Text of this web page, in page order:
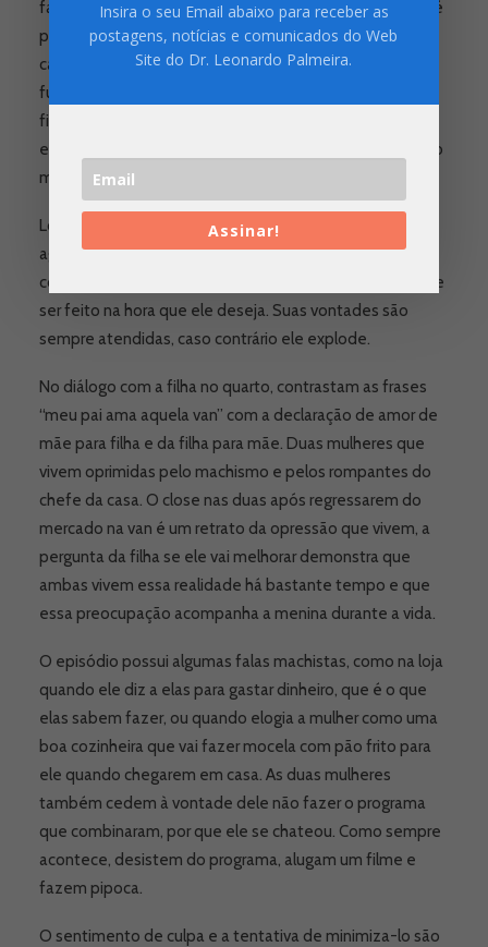
família do adolescente. A van com a qual o pai trabalha é
pichada com a palavra “pervertido” e isso provoca um
caos justamente no dia do seu aniversário. Ele fica
furioso, torna-se grosseiro e agressivo com a mulher e a
filha, agride um jovem com a bicicleta no
estacionamento de um mercado acreditando que seja o
mesmo que passou pela sua casa gritando “pervertido”.
Logo no início do episódio fica claro o contraste do pai
agressivo com a mãe afetuosa. Mãe que também sofre
com o machismo do marido, que diz a ela o que tem que
ser feito na hora que ele deseja. Suas vontades são
sempre atendidas, caso contrário ele explode.
No diálogo com a filha no quarto, contrastam as frases
“meu pai ama aquela van” com a declaração de amor de
mãe para filha e da filha para mãe. Duas mulheres que
vivem oprimidas pelo machismo e pelos rompantes do
chefe da casa. O close nas duas após regressarem do
mercado na van é um retrato da opressão que vivem, a
pergunta da filha se ele vai melhorar demonstra que
ambas vivem essa realidade há bastante tempo e que
essa preocupação acompanha a menina durante a vida.
O episódio possui algumas falas machistas, como na loja
quando ele diz a elas para gastar dinheiro, que é o que
elas sabem fazer, ou quando elogia a mulher como uma
boa cozinheira que vai fazer mocela com pão frito para
ele quando chegarem em casa. As duas mulheres
também cedem à vontade dele não fazer o programa
que combinaram, por que ele se chateou. Como sempre
acontece, desistem do programa, alugam um filme e
fazem pipoca.
O sentimento de culpa e a tentativa de minimiza-lo são
Insira o seu Email abaixo para receber as
postagens, notícias e comunicados do Web
Site do Dr. Leonardo Palmeira.
Assinar!